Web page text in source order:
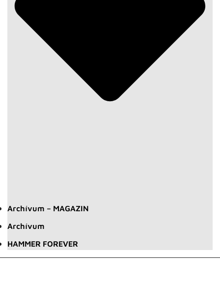
Archívum – MAGAZIN
Archívum
HAMMER FOREVER